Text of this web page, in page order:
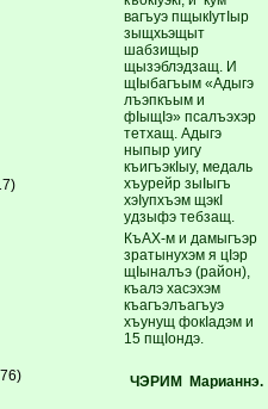
вагъуэ пщыкIутIыр
зыщхьэщыт
шабзищыр
щызэблэ­дзащ. И
щIыбагъым «Адыгэ
лъэпкъым и
фIыщIэ» псалъэхэр
тетхащ. Адыгэ
ныпыр уигу
къигъэкIыу, медаль
хъурейр зыIыгъ
хэIупхъэм щэкI
удзыфэ тебзащ.
КъАХ-м и дамыгъэр
зратынухэм я цIэр
щIыналъэ (район),
къалэ хасэхэм
къагъэлъагъуэ
хъунущ фокIадэм и
15 пщIондэ.
ЧЭРИМ Марианнэ.